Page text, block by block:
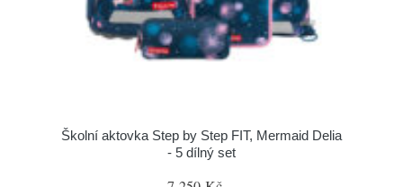
Školní aktovka Step by Step FIT, Mermaid Delia
- 5 dílný set